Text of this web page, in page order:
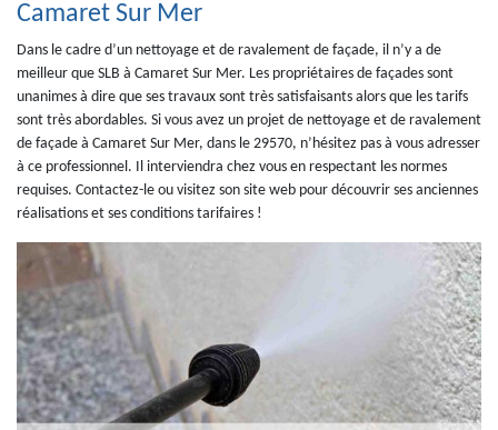
Camaret Sur Mer
Dans le cadre d’un nettoyage et de ravalement de façade, il n’y a de
meilleur que SLB à Camaret Sur Mer. Les propriétaires de façades sont
unanimes à dire que ses travaux sont très satisfaisants alors que les tarifs
sont très abordables. Si vous avez un projet de nettoyage et de ravalement
de façade à Camaret Sur Mer, dans le 29570, n’hésitez pas à vous adresser
à ce professionnel. Il interviendra chez vous en respectant les normes
requises. Contactez-le ou visitez son site web pour découvrir ses anciennes
réalisations et ses conditions tarifaires !